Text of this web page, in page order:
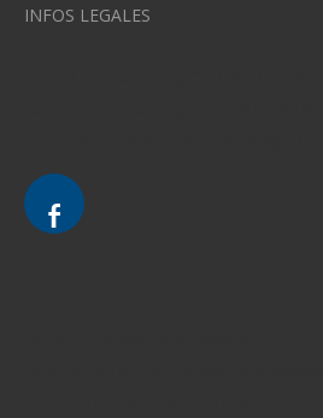
INFOS LEGALES